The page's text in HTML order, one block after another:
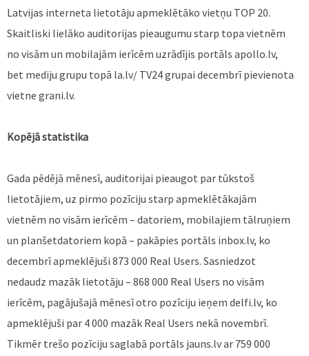
Latvijas interneta lietotāju apmeklētāko vietņu TOP 20.
Skaitliski lielāko auditorijas pieaugumu starp topa vietnēm
no visām un mobilajām ierīcēm uzrādījis portāls apollo.lv,
bet mediju grupu topā la.lv/ TV24 grupai decembrī pievienota
vietne grani.lv.
Kopējā statistika
Gada pēdējā mēnesī, auditorijai pieaugot par tūkstoš
lietotājiem, uz pirmo pozīciju starp apmeklētākajām
vietnēm no visām ierīcēm – datoriem, mobilajiem tālruņiem
un planšetdatoriem kopā – pakāpies portāls inbox.lv, ko
decembrī apmeklējuši 873 000 Real Users. Sasniedzot
nedaudz mazāk lietotāju – 868 000 Real Users no visām
ierīcēm, pagājušajā mēnesī otro pozīciju ieņem delfi.lv, ko
apmeklējuši par 4 000 mazāk Real Users nekā novembrī.
Tikmēr trešo pozīciju saglabā portāls jauns.lv ar 759 000